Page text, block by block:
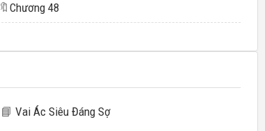
🔖 Chương 48
📘 Vai Ác Siêu Đáng Sợ